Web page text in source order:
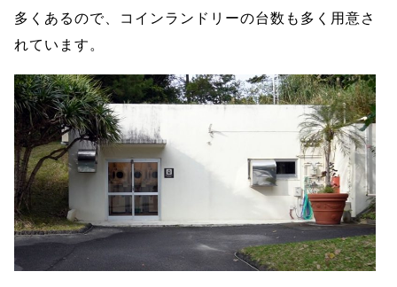
多くあるので、コインランドリーの台数も多く用意さ
れています。